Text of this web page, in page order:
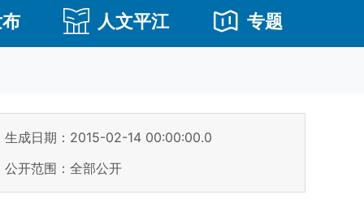
人文平江 专题
生成日期：2015-02-14 00:00:00.0
公开范围：全部公开